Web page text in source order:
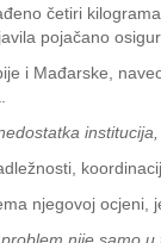
četiri
pojačano
i Mađarske,
njegovoj ocjeni,